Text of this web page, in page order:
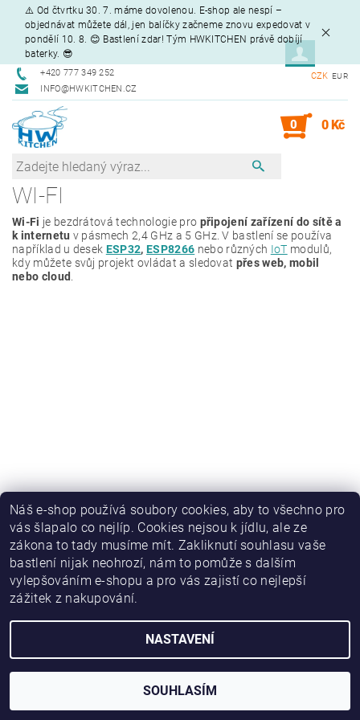
⚠️ Od čtvrtku 30. 7. máme dovolenou. E-shop ale nespí –
objednávat můžete dál, jen balíčky začneme znovu expedovat v
pondělí 10. 8. 😊 Bastlení zdar! Tým HWKITCHEN právě dobíjí
baterky. 😎
+420 777 349 252
INFO@HWKITCHEN.CZ
CZK EUR
0 0 Kč
WI-FI
Wi-Fi je bezdrátová technologie pro připojení zařízení do sítě a
k internetu v pásmech 2,4 GHz a 5 GHz. V bastlení se používa
například u desek ESP32,ESP8266 nebo různých IoT modulů,
kdy můžete svůj projekt ovládat a sledovat přes web, mobil
nebo cloud.
2026 © HWKITCHEN, všechna práva vyhrazena
Vytvořil Shoptet
Náš e-shop používá soubory cookies, aby to všechno pro
vás šlapalo co nejlíp. Cookies nejsou k jídlu, ale ze
zákona to tady musíme mít. Zakliknutí souhlasu vaše
bastlení nijak neohrozí, nám to pomůže s dalším
vylepšováním e-shopu a pro vás zajistí co nejlepší
zážitek z nakupování.
NASTAVENÍ
SOUHLASÍM